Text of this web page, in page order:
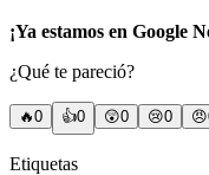
¡Ya estamos en Google
¿Qué te pareció?
🔥0 👍0 😲0 😢0 😠
Etiquetas